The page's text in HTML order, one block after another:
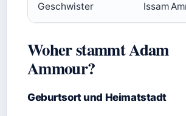
Geschwister Issam
Woher stammt Adam
Ammour?
Geburtsort und Heimatstadt